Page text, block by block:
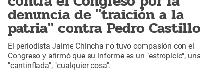
denuncia de "traición a la
patria" contra Pedro Castillo
El periodista Jaime Chincha no tuvo compasión con el
Congreso y afirmó que su informe es un "estropicio", una
"cantinflada", "cualquier cosa".